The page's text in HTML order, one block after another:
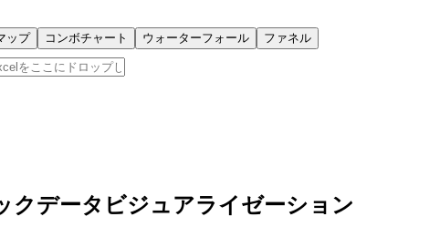
ップ コンボチャート ウォーターフォール ファネル
クデータビジュアライゼーション